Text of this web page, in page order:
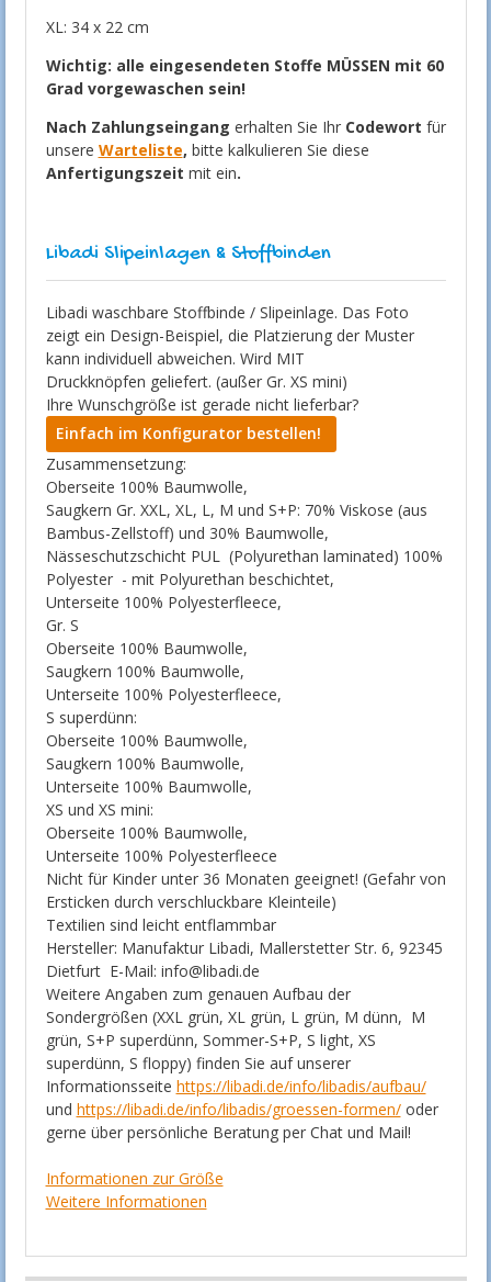
XL: 34 x 22 cm
Wichtig: alle eingesendeten Stoffe MÜSSEN mit 60
Grad vorgewaschen sein!
Nach Zahlungseingang erhalten Sie IhrCodewort für
unsere Warteliste, bitte kalkulieren Sie diese
Anfertigungszeit mit ein.
Libadi Slipeinlagen & Stoffbinden
Libadi waschbare Stoffbinde / Slipeinlage. Das Foto
zeigt ein Design-Beispiel, die Platzierung der Muster
kann individuell abweichen. Wird MIT
Druckknöpfen geliefert. (außer Gr. XS mini)
Ihre Wunschgröße ist gerade nicht lieferbar?
Einfach im Konfigurator bestellen!
Zusammensetzung:
Oberseite 100% Baumwolle,
Saugkern Gr. XXL, XL, L, M und S+P: 70% Viskose (aus
Bambus-Zellstoff) und 30% Baumwolle,
Nässeschutzschicht PUL (Polyurethan laminated) 100%
Polyester - mit Polyurethan beschichtet,
Unterseite 100% Polyesterfleece,
Gr. S
Oberseite 100% Baumwolle,
Saugkern 100% Baumwolle,
Unterseite 100% Polyesterfleece,
S superdünn:
Oberseite 100% Baumwolle,
Saugkern 100% Baumwolle,
Unterseite 100% Baumwolle,
XS und XS mini:
Oberseite 100% Baumwolle,
Unterseite 100% Polyesterfleece
Nicht für Kinder unter 36 Monaten geeignet! (Gefahr von
Ersticken durch verschluckbare Kleinteile)
Textilien sind leicht entflammbar
Hersteller: Manufaktur Libadi, Mallerstetter Str. 6, 92345
Dietfurt E-Mail: info@libadi.de
Weitere Angaben zum genauen Aufbau der
Sondergrößen (XXL grün, XL grün, L grün, M dünn, M
grün, S+P superdünn, Sommer-S+P, S light, XS
superdünn, S floppy) finden Sie auf unserer
Informationsseite https://libadi.de/info/libadis/aufbau/
und https://libadi.de/info/libadis/groessen-formen/oder
gerne über persönliche Beratung per Chat und Mail!
Informationen zur Größe
Weitere Informationen